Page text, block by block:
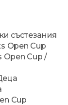
състезания
Open Cup
Open Cup /
Cup